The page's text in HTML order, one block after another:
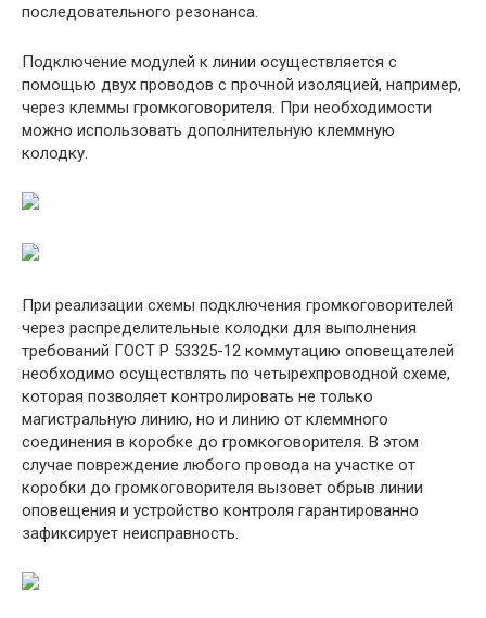
последовательного резонанса.
Подключение модулей к линии осуществляется с
помощью двух проводов с прочной изоляцией, например,
через клеммы громкоговорителя. При необходимости
можно использовать дополнительную клеммную
колодку.
При реализации схемы подключения громкоговорителей
через распределительные колодки для выполнения
требований ГОСТ Р 53325-12 коммутацию оповещателей
необходимо осуществлять по четырехпроводной схеме,
которая позволяет контролировать не только
магистральную линию, но и линию от клеммного
соединения в коробке до громкоговорителя. В этом
случае повреждение любого провода на участке от
коробки до громкоговорителя вызовет обрыв линии
оповещения и устройство контроля гарантированно
зафиксирует неисправность.